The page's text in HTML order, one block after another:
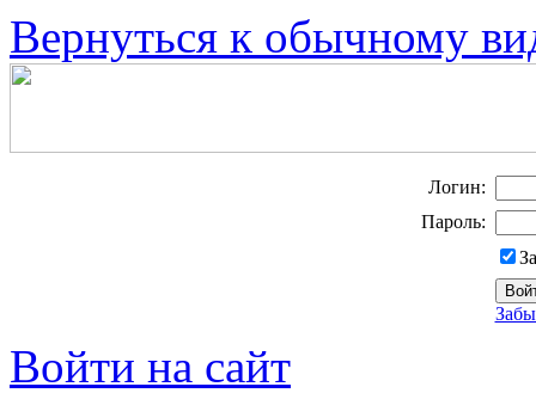
Вернуться к обычному
Логин:
Пароль:
Войти на сайт